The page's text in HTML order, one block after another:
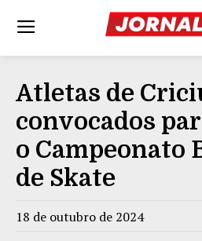
Atletas de
convocados
o Campeonato
de Skate
18 de outubro de 2024